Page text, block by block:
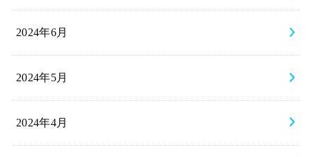
2024年6月
2024年5月
2024年4月